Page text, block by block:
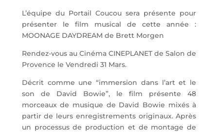
L’équipe du Portail Coucou sera présente pour
présenter le film musical de cette année :
MOONAGE DAYDREAM de Brett Morgen
Rendez-vous au Cinéma CINEPLANET de Salon de
Provence le Vendredi 31 Mars.
Décrit comme une “immersion dans l’art et le
son de David Bowie”, le film présente 48
morceaux de musique de David Bowie mixés à
partir de leurs enregistrements originaux. Après
un processus de production et de montage de